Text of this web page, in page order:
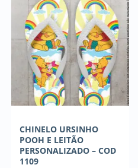
CHINELO URSINHO
POOH E LEITÃO
PERSONALIZADO – COD
1109